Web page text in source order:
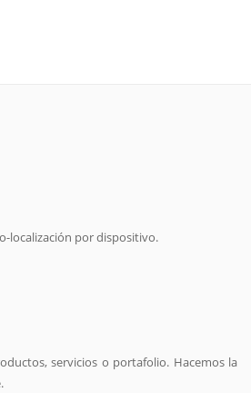
localización por dispositivo.
servicios o portafolio. Hacemos la